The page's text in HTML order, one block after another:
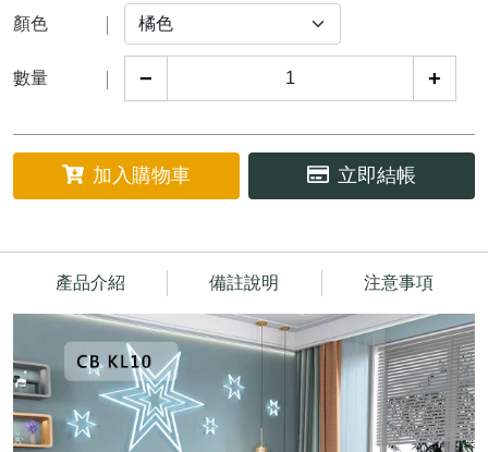
顏色
數量 − +
加入購物車 立即結帳
產品介紹 備註說明 注意事項